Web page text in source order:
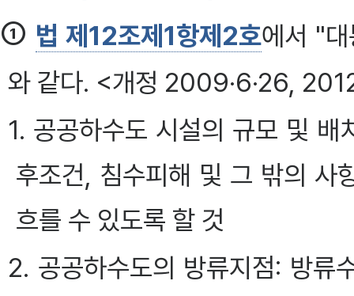
① 법 제12조제1항제2호에서 "
와 같다. <개정 2009·6·26,
1. 공공하수도 시설의 규모 및
후조건, 침수피해 및 그 밖의 사
흐를 수 있도록 할 것
2. 공공하수도의 방류지점: 방류